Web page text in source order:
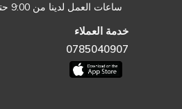
ساعات العمل لدينا من 9:00 حتي 18:00 من السبت إلى الخميس
خدمة العملاء
0785040907